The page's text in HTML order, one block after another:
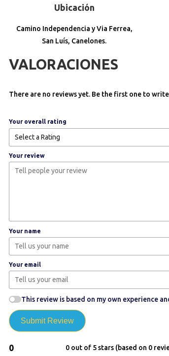
Ubicación
Camino Independencia y Via Ferrea,
San Luís, Canelones.
VALORACIONES
There are no reviews yet. Be the first one to
Your overall rating
Your review
Your name
Your email
This review is based on my own experience
Submit Review
0 0 out of 5 stars (based on 0